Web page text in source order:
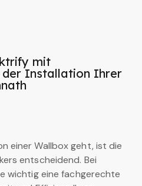
mit
der Installation Ihrer
einer Wallbox geht, ist die
entscheidend. Bei
wichtig eine fachgerechte